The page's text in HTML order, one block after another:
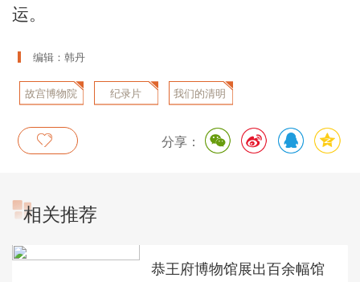
运。
编辑：韩丹
故宫博物院 纪录片 我们的清明
分享：
相关推荐
恭王府博物馆展出百余幅馆